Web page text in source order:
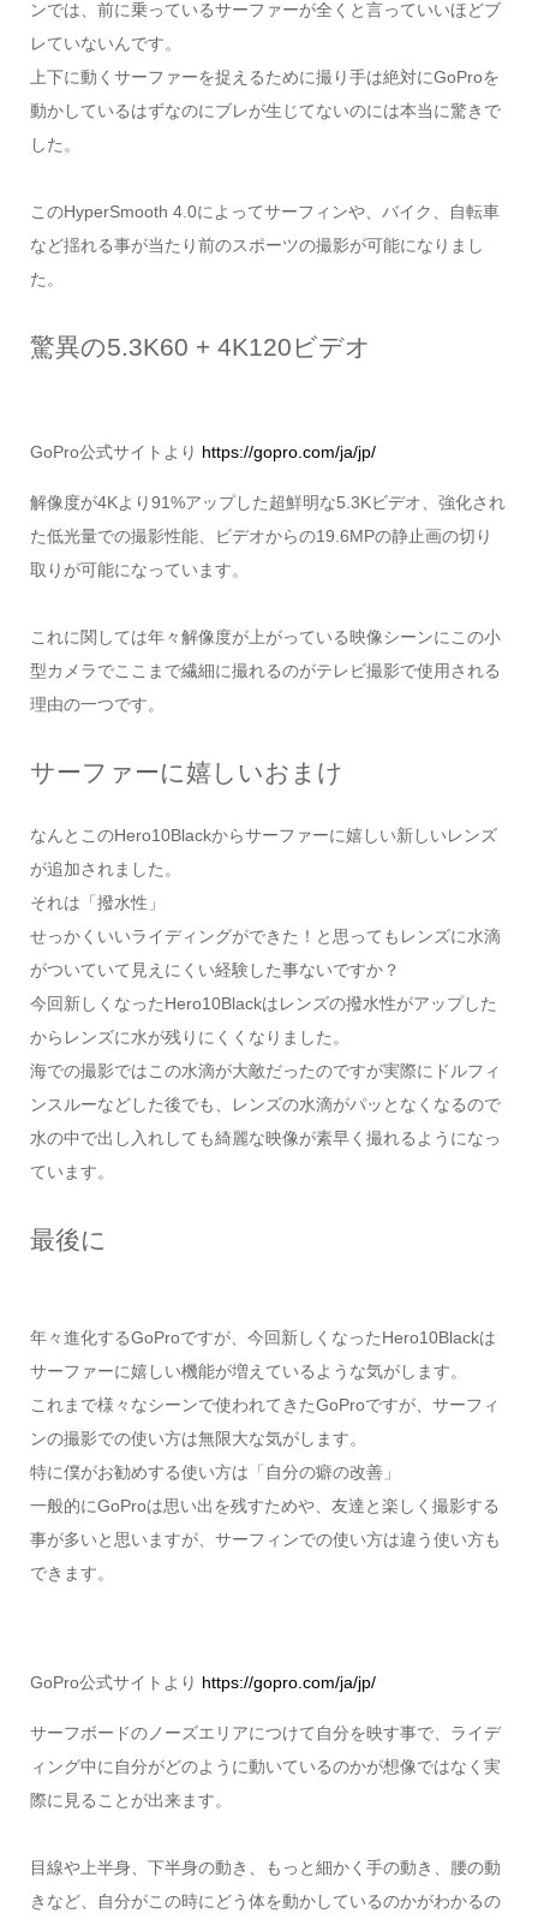
ンでは、前に乗っているサーファーが全くと言っていいほどブ
レていないんです。
上下に動くサーファーを捉えるために撮り手は絶対にGoProを
動かしているはずなのにブレが生じてないのには本当に驚きで
した。
このHyperSmooth 4.0によってサーフィンや、バイク、自転車
など揺れる事が当たり前のスポーツの撮影が可能になりまし
た。
驚異の5.3K60 + 4K120ビデオ
GoPro公式サイトより https://gopro.com/ja/jp/
解像度が4Kより91%アップした超鮮明な5.3Kビデオ、強化され
た低光量での撮影性能、ビデオからの19.6MPの静止画の切り
取りが可能になっています。
これに関しては年々解像度が上がっている映像シーンにこの小
型カメラでここまで繊細に撮れるのがテレビ撮影で使用される
理由の一つです。
サーファーに嬉しいおまけ
なんとこのHero10Blackからサーファーに嬉しい新しいレンズ
が追加されました。
それは「撥水性」
せっかくいいライディングができた！と思ってもレンズに水滴
がついていて見えにくい経験した事ないですか？
今回新しくなったHero10Blackはレンズの撥水性がアップした
からレンズに水が残りにくくなりました。
海での撮影ではこの水滴が大敵だったのですが実際にドルフィ
ンスルーなどした後でも、レンズの水滴がパッとなくなるので
水の中で出し入れしても綺麗な映像が素早く撮れるようになっ
ています。
最後に
年々進化するGoProですが、今回新しくなったHero10Blackは
サーファーに嬉しい機能が増えているような気がします。
これまで様々なシーンで使われてきたGoProですが、サーフィ
ンの撮影での使い方は無限大な気がします。
特に僕がお勧めする使い方は「自分の癖の改善」
一般的にGoProは思い出を残すためや、友達と楽しく撮影する
事が多いと思いますが、サーフィンでの使い方は違う使い方も
できます。
GoPro公式サイトより https://gopro.com/ja/jp/
サーフボードのノーズエリアにつけて自分を映す事で、ライデ
ィング中に自分がどのように動いているのかが想像ではなく実
際に見ることが出来ます。
目線や上半身、下半身の動き、もっと細かく手の動き、腰の動
きなど、自分がこの時にどう体を動かしているのかがわかるの